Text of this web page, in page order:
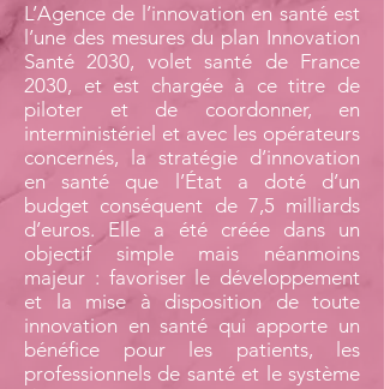
L’Agence de l’innovation en santé est
l’une des mesures du plan Innovation
Santé 2030, volet santé de France
2030, et est chargée à ce titre de
piloter et de coordonner, en
interministériel et avec les opérateurs
concernés, la stratégie d’innovation
en santé que l’État a doté d’un
budget conséquent de 7,5 milliards
d’euros. Elle a été créée dans un
objectif simple mais néanmoins
majeur : favoriser le développement
et la mise à disposition de toute
innovation en santé qui apporte un
bénéfice pour les patients, les
professionnels de santé et le système